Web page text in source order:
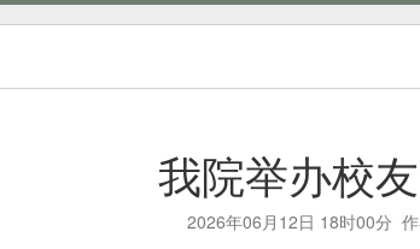
我院举办校
2026年06月12日 18时00分